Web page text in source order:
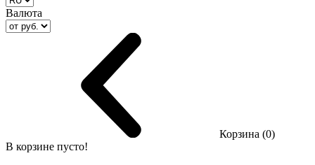
Валюта
Корзина (0)
В корзине пусто!